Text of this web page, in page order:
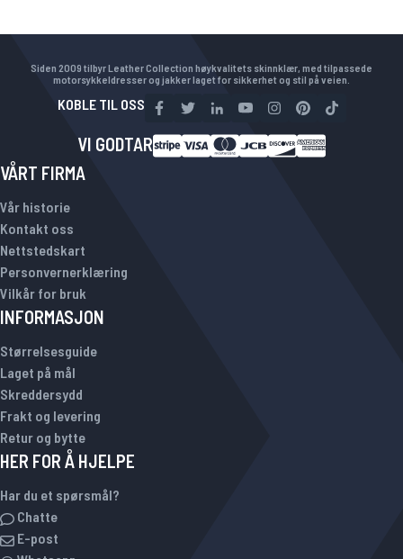
Siden 2009 tilbyr Leather Collection høykvalitets skinnklær, med tilpassede
motorsykkeldresser og jakker laget for sikkerhet og stil på veien.
KOBLE TIL OSS
VI GODTAR
VÅRT FIRMA
Vår historie
Kontakt oss
Nettstedskart
Personvernerklæring
Vilkår for bruk
INFORMASJON
Størrelsesguide
Laget på mål
Skreddersydd
Frakt og levering
Retur og bytte
HER FOR Å HJELPE
Har du et spørsmål?
Chatte
E-post